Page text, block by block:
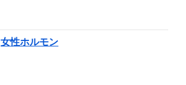
女性ホルモン